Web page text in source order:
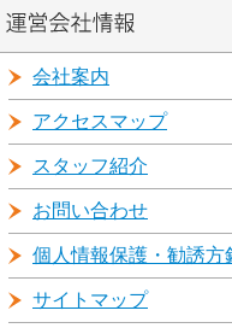
会社案内
アクセスマップ
スタッフ紹介
お問い合わせ
個人情報保護・勧誘方
サイトマップ